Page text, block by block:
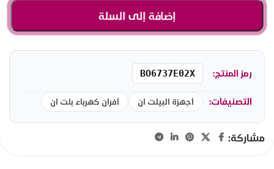
إضافة إلى السلة
رمز المنتج: BO6737E02X
التصنيفات: أجهزة البيلت ان أفران كهرباء بلت ان
مشاركة: